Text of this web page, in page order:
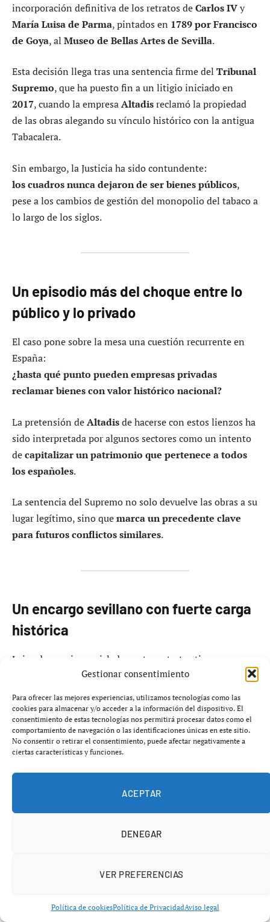
Gestionar consentimiento
Para ofrecer las mejores experiencias, utilizamos tecnologías como las
cookies para almacenar y/o acceder a la información del dispositivo. El
consentimiento de estas tecnologías nos permitirá procesar datos como el
comportamiento de navegación o las identificaciones únicas en este sitio.
No consentir o retirar el consentimiento, puede afectar negativamente a
ciertas características y funciones.
ACEPTAR
DENEGAR
VER PREFERENCIAS
Política de cookiesPolítica de PrivacidadAviso legal
incorporación definitiva de los retratos deCarlos IVy
María Luisa de Parma, pintados en 1789 por Francisco
de Goya, al Museo de Bellas Artes de Sevilla.
Esta decisión llega tras una sentencia firme del Tribunal
Supremo, que ha puesto fin a un litigio iniciado en
2017, cuando la empresaAltadisreclamó la propiedad
de las obras alegando su vínculo histórico con la antigua
Tabacalera.
Sin embargo, la Justicia ha sido contundente:
los cuadros nunca dejaron de ser bienes públicos,
pese a los cambios de gestión del monopolio del tabaco a
lo largo de los siglos.
Un episodio más del choque entre lo
público y lo privado
El caso pone sobre la mesa una cuestión recurrente en
España:
¿hasta qué punto pueden empresas privadas
reclamar bienes con valor histórico nacional?
La pretensión deAltadisde hacerse con estos lienzos ha
sido interpretada por algunos sectores como un intento
decapitalizar un patrimonio que pertenece a todos
los españoles.
La sentencia del Supremo no solo devuelve las obras a su
lugar legítimo, sino quemarca un precedente clave
para futuros conflictos similares.
Un encargo sevillano con fuerte carga
histórica
Lejos de ser piezas aisladas, estos retratos tienen un
profundo vínculo con Sevilla.
Fueron encargados en1789 por los trabajadores de la
Real Fábrica de Tabacos, uno de los motores
económicos de la ciudad en el siglo XVIII, para
conmemorar la jura de los monarcas.
Goya cobró 4 000 reales de vellón
Fueron creadosdirectamente por el pintor, sin